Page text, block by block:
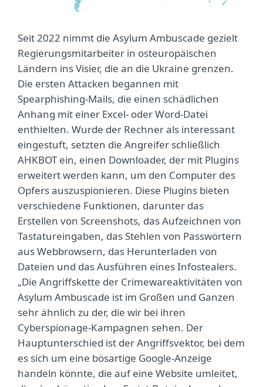
Seit 2022 nimmt die Asylum Ambuscade gezielt
Regierungsmitarbeiter in osteuropäischen
Ländern ins Visier, die an die Ukraine grenzen.
Die ersten Attacken begannen mit
Spearphishing-Mails, die einen schädlichen
Anhang mit einer Excel- oder Word-Datei
enthielten. Wurde der Rechner als interessant
eingestuft, setzten die Angreifer schließlich
AHKBOT ein, einen Downloader, der mit Plugins
erweitert werden kann, um den Computer des
Opfers auszuspionieren. Diese Plugins bieten
verschiedene Funktionen, darunter das
Erstellen von Screenshots, das Aufzeichnen von
Tastatureingaben, das Stehlen von Passwörtern
aus Webbrowsern, das Herunterladen von
Dateien und das Ausführen eines Infostealers.
„Die Angriffskette der Crimewareaktivitäten von
Asylum Ambuscade ist im Großen und Ganzen
sehr ähnlich zu der, die wir bei ihren
Cyberspionage-Kampagnen sehen. Der
Hauptunterschied ist der Angriffsvektor, bei dem
es sich um eine bösartige Google-Anzeige
handeln könnte, die auf eine Website umleitet,